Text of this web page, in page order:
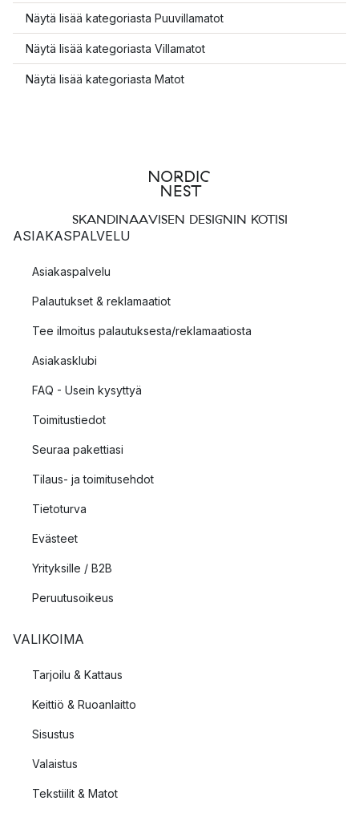
Näytä lisää kategoriasta Puuvillamatot
Näytä lisää kategoriasta Villamatot
Näytä lisää kategoriasta Matot
SKANDINAAVISEN DESIGNIN KOTISI
ASIAKASPALVELU
Asiakaspalvelu
Palautukset & reklamaatiot
Tee ilmoitus palautuksesta/reklamaatiosta
Asiakasklubi
FAQ - Usein kysyttyä
Toimitustiedot
Seuraa pakettiasi
Tilaus- ja toimitusehdot
Tietoturva
Evästeet
Yrityksille / B2B
Peruutusoikeus
VALIKOIMA
Tarjoilu & Kattaus
Keittiö & Ruoanlaitto
Sisustus
Valaistus
Tekstiilit & Matot